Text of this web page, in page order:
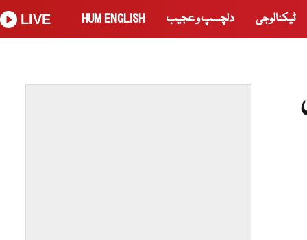
ٹیکنالوجی دلچسپ و عجیب HUM ENGLISH
LIVE